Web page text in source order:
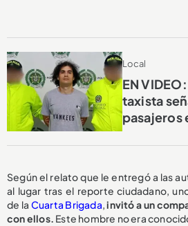
Local
EN
taxista
pasajeros
Según el relato que le entregó a las
al lugar tras el reporte ciudadano,
de la Cuarta Brigada,invitó a un
con ellos. Este hombre no era